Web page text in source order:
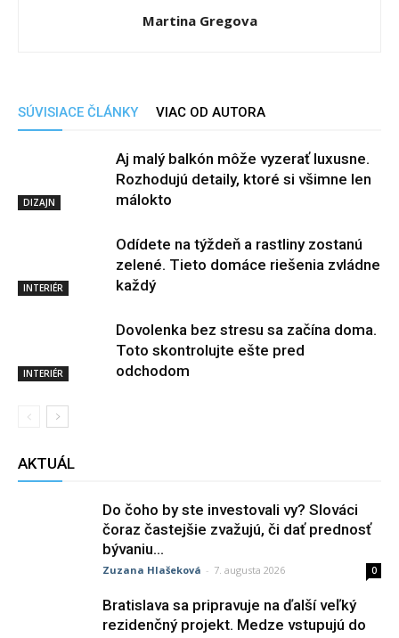
Martina Gregova
SÚVISIACE ČLÁNKY VIAC OD AUTORA
DIZAJN
Aj malý balkón môže vyzerať luxusne.
Rozhodujú detaily, ktoré si všimne len
málokto
INTERIÉR
Odídete na týždeň a rastliny zostanú
zelené. Tieto domáce riešenia zvládne
každý
INTERIÉR
Dovolenka bez stresu sa začína doma.
Toto skontrolujte ešte pred
odchodom
AKTUÁL
Do čoho by ste investovali vy? Slováci
čoraz častejšie zvažujú, či dať prednosť
bývaniu...
Zuzana Hlašeková - 7. augusta 2026 0
Bratislava sa pripravuje na ďalší veľký
rezidenčný projekt. Medze vstupujú do